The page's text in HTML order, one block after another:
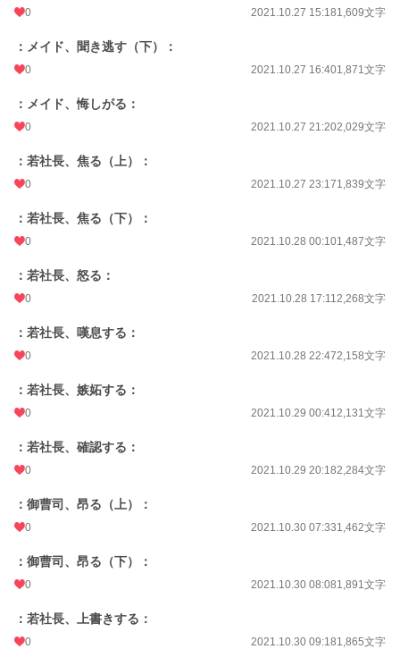
0 2021.10.27 15:181,609文字
：メイド、聞き逃す（下）：
0 2021.10.27 16:401,871文字
：メイド、悔しがる：
0 2021.10.27 21:202,029文字
：若社長、焦る（上）：
0 2021.10.27 23:171,839文字
：若社長、焦る（下）：
0 2021.10.28 00:101,487文字
：若社長、怒る：
0 2021.10.28 17:112,268文字
：若社長、嘆息する：
0 2021.10.28 22:472,158文字
：若社長、嫉妬する：
0 2021.10.29 00:412,131文字
：若社長、確認する：
0 2021.10.29 20:182,284文字
：御曹司、昂る（上）：
0 2021.10.30 07:331,462文字
：御曹司、昂る（下）：
0 2021.10.30 08:081,891文字
：若社長、上書きする：
0 2021.10.30 09:181,865文字